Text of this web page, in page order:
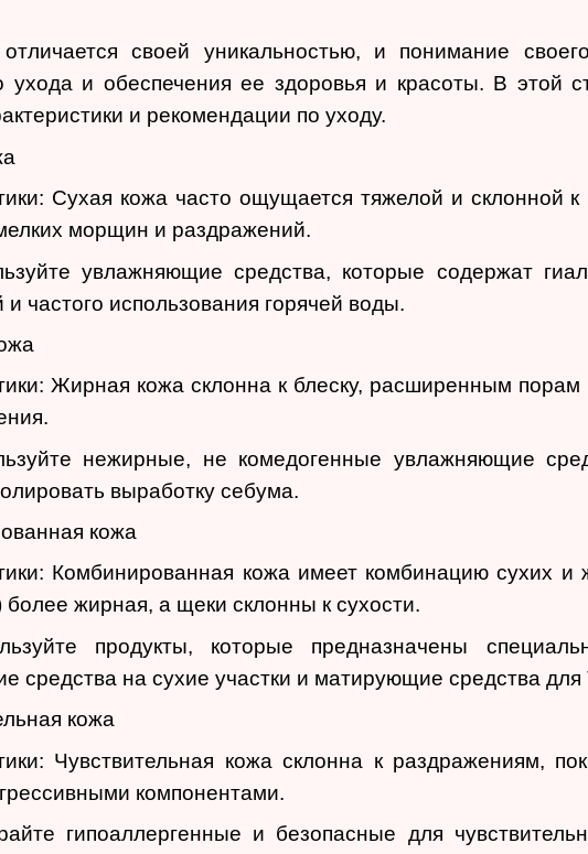
своей уникальностью, и понимание
ухода и обеспечения ее здоровья и красоты. В этой
и рекомендации по уходу.
Сухая кожа часто ощущается тяжелой и
морщин и раздражений.
увлажняющие средства, которые содержат
и частого использования горячей воды.
Жирная кожа склонна к блеску, расширенным
нежирные, не комедогенные увлажняющие
выработку себума.
кожа
Комбинированная кожа имеет комбинацию сухих
более жирная, а щеки склонны к сухости.
продукты, которые предназначены
средства на сухие участки и матирующие средства для
кожа
Чувствительная кожа склонна к раздражениям,
компонентами.
гипоаллергенные и безопасные для